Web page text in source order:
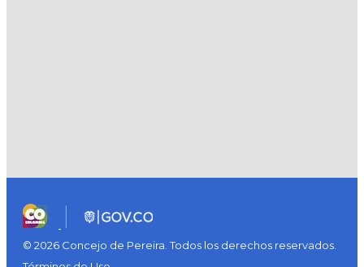
© 2026 Concejo de Pereira. Todos los derechos reservados.